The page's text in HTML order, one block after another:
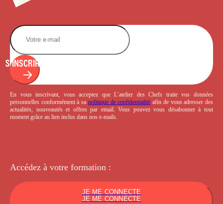
S'INSCRIRE
En vous inscrivant, vous acceptez que L’atelier des Chefs traite vos données
personnelles conformément à sa politique de confidentialité afin de vous adresser des
actualités, nouveautés et offres par email. Vous pouvez vous désabonner à tout
moment grâce au lien inclus dans nos e-mails.
Accédez à votre formation :
JE ME CONNECTE
JE ME CONNECTE